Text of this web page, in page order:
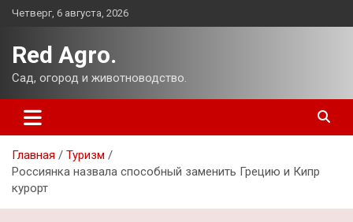
Перейти
Четверг, 6 августа, 2026
Red Agro.
Сад, огород и животноводство.
Главная
Туризм
Россиянка назвала способный заменить Грецию и Кипр
курорт